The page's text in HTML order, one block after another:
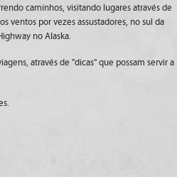
caminhos, visitando lugares através de
ventos por vezes assustadores, no sul da
no Alaska.
através de "dicas" que possam servir a